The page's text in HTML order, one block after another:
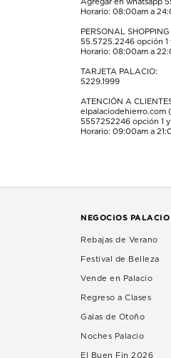
Agregar en whatsapp
Horario: 08:00am a
PERSONAL
55.5725.2246 opción 1
Horario: 08:00am a
TARJETA PALACIO:
5229.1999
ATENCIÓN A
elpalaciodehierro.com
5557252246 opción 1
Horario: 09:00am a
NEGOCIOS PALACIO
Rebajas de Verano
Festival de Belleza
Vende en Palacio
Regreso a Clases
Galas de Otoño
Noches Palacio
El Buen Fin 2026